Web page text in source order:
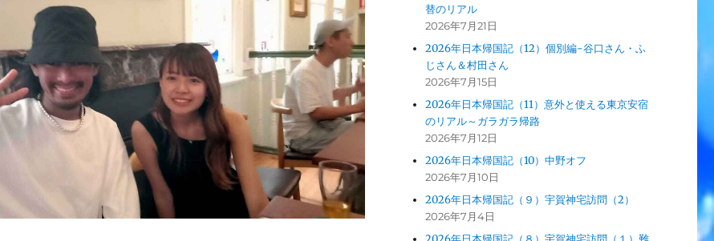
替のリアル
2026年7月21日
2026年日本帰国記（12）個別編-谷口さん・ふ
じさん＆村田さん
2026年7月15日
2026年日本帰国記（11）意外と使える東京安宿
のリアル～ガラガラ帰路
2026年7月12日
2026年日本帰国記（10）中野オフ
2026年7月10日
2026年日本帰国記（９）宇賀神宅訪問（2）
2026年7月4日